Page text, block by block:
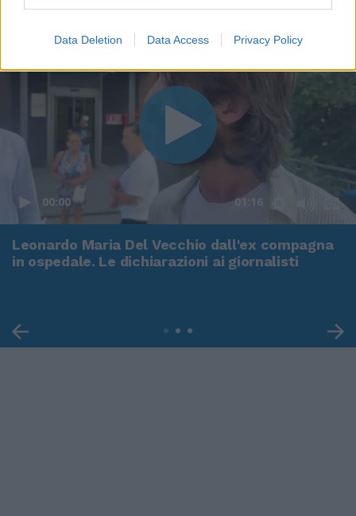
Data Deletion Data Access Privacy Policy
00:00 01:16
Leonardo Maria Del Vecchio dall'ex compagna
in ospedale. Le dichiarazioni ai giornalisti